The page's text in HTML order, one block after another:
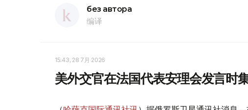
без автора
编译
15:43, 28 7月 2026
美外交官在法国代表安理会发言时